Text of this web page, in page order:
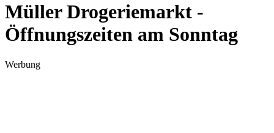
Müller Drogeriemarkt -
Öffnungszeiten am Sonntag
Werbung